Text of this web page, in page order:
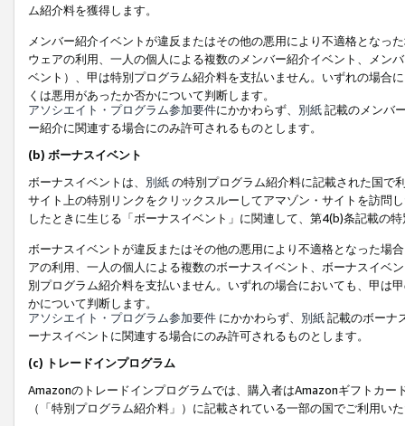
ム紹介料を獲得します。
メンバー紹介イベントが違反またはその他の悪用により不適格となっ
ウェアの利用、一人の個人による複数のメンバー紹介イベント、メン
ベント）、甲は特別プログラム紹介料を支払いません。いずれの場合
くは悪用があったか否かについて判断します。
アソシエイト・プログラム参加要件にかかわらず、 別紙記載のメンバ
ー紹介に関連する場合にのみ許可されるものとします。
(b) ボーナスイベント
ボーナスイベントは、 別紙の特別プログラム紹介料に記載された国で
サイト上の特別リンクをクリックスルーしてアマゾン・サイトを訪問
したときに生じる「ボーナスイベント」に関連して、第4(b)条記載の
ボーナスイベントが違反またはその他の悪用により不適格となった場
アの利用、一人の個人による複数のボーナスイベント、ボーナスイベ
別プログラム紹介料を支払いません。いずれの場合においても、甲は
かについて判断します。
アソシエイト・プログラム参加要件 にかかわらず、 別紙記載のボーナ
ーナスイベントに関連する場合にのみ許可されるものとします。
(c) トレードインプログラム
Amazonのトレードインプログラムでは、購入者はAmazonギフトカ
（「特別プログラム紹介料」）に記載されている一部の国でご利用い